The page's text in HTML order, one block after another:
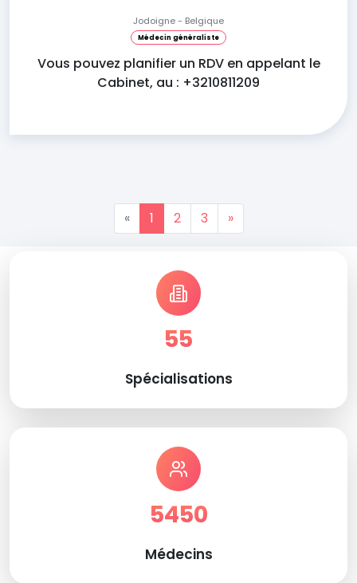
Jodoigne - Belgique
Médecin généraliste
Vous pouvez planifier un RDV en appelant le
Cabinet, au : +3210811209
« 1 2 3 »
55
Spécialisations
5450
Médecins